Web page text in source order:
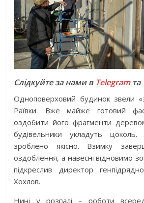
Слідкуйте за нами в Telegramта
Одноповерховий будинок звели
Раївки. Вже майже готовий
оздобити його фрагменти
будівельники укладуть
зроблено якісно. Взимку
оздоблення, а навесні відновимо
підкреслив директор
Хохлов.
Нині у розпалі – роботи